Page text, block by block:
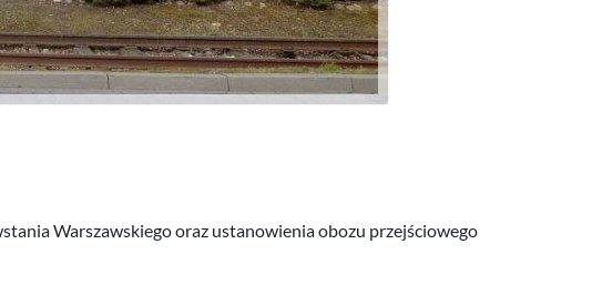
Warszawskiego oraz ustanowienia obozu przejściowego